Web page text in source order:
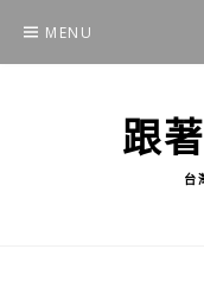
content
MENU
跟
台